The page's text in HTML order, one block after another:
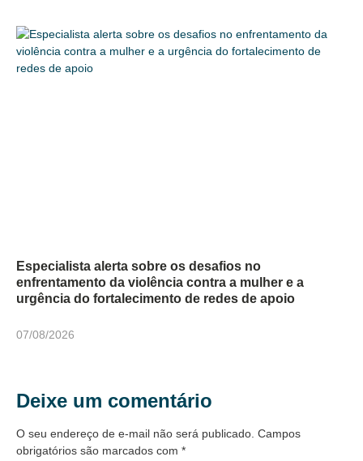
Especialista alerta sobre os desafios no
enfrentamento da violência contra a mulher e a
urgência do fortalecimento de redes de apoio
07/08/2026
Deixe um comentário
O seu endereço de e-mail não será publicado. Campos
obrigatórios são marcados com *